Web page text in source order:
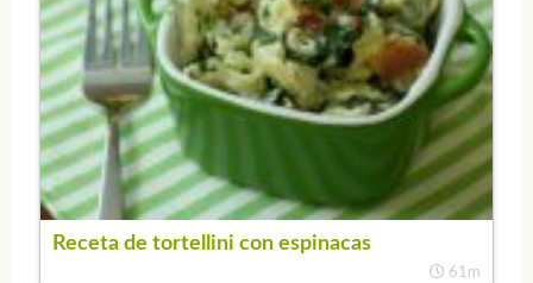
Receta de tortellini con espinacas
61m